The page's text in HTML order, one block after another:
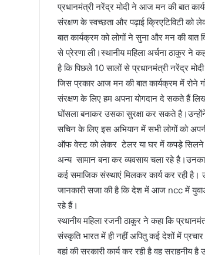
प्रधानमंत्री नरेंद्र मोदी ने आज मन की बात
संरक्षण के स्वच्छता और पढ़ाई क्रिएटिविटी को
बात कार्यक्रम को लोगों ने सुना और मन की बात
से प्रेरणा ली।स्थानीय महिला अर्चना ठाकुर ने
है कि पिछले 10 सालों से प्रधानमंत्री नरेंद्र
जिस प्रकार आज मन की बात कार्यक्रम में रोने
संरक्षण के लिए हम अपना योगदान दे सकते हैं
घोंसला बनाकर उसका सुरक्षा कर सकते
सचिन के लिए इस अभियान में सभी लोगों को
ऑफ वेस्ट को लेकर टेलर या घर में कपड़े सिलने
अन्य सामान बना कर व्यवसाय चला रहे
कई समाजिक संस्थाएं मिलकर कार्य कर रही
जानकारी सजा की है कि देश में आज ncc में
रहे हैं।
स्थानीय महिला रजनी ठाकुर ने कहा कि
संस्कृति भारत में ही नहीं अपितु कई देशों में
वहां की सरकारी कार्य कर रही है वह सराहनीय